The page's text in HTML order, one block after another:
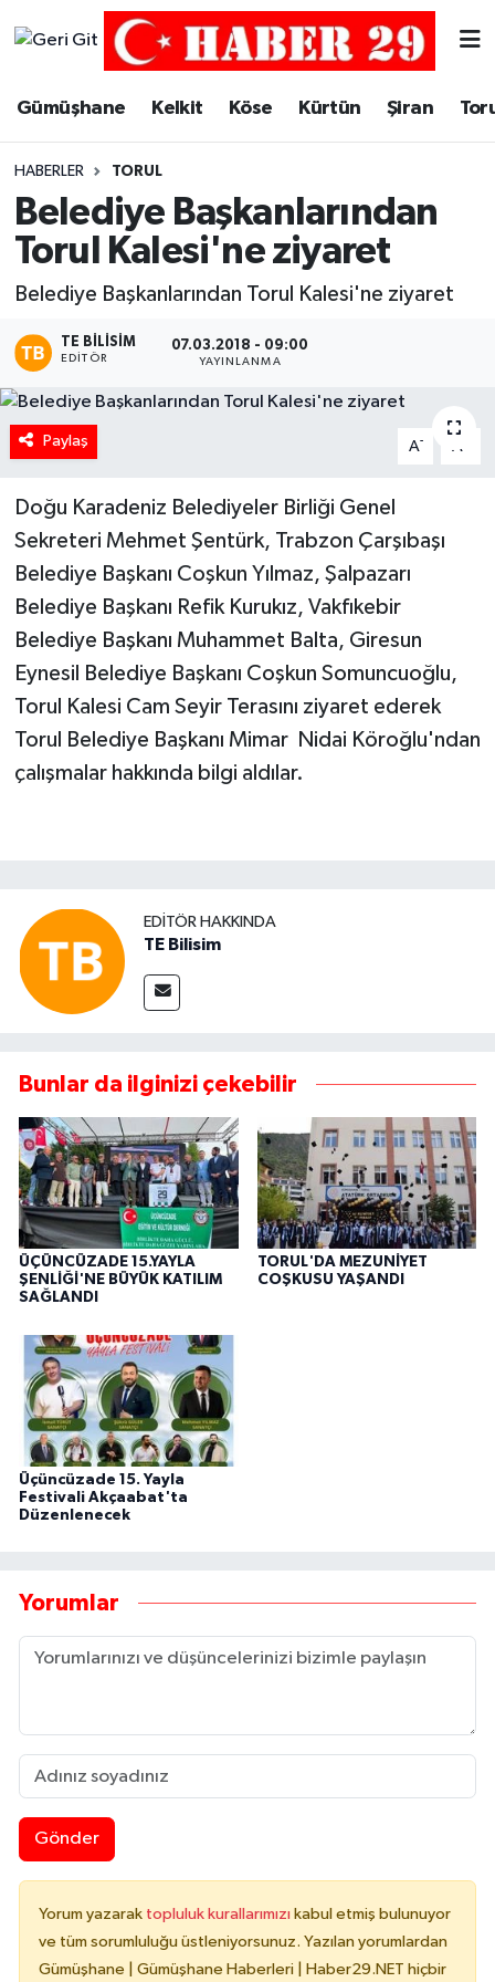
Gümüşhane Kelkit Köse Kürtün Şiran
HABERLER TORUL
Belediye Başkanlarından
Torul Kalesi'ne ziyaret
Belediye Başkanlarından Torul Kalesi'ne ziyaret
TE BILISIM
EDITÖR
07.03.2018 - 09:00
YAYINLANMA
Paylaş A- A
Doğu Karadeniz Belediyeler Birliği Genel
Sekreteri Mehmet Şentürk, Trabzon Çarşıbaşı
Belediye Başkanı Coşkun Yılmaz, Şalpazarı
Belediye Başkanı Refik Kurukız, Vakfıkebir
Belediye Başkanı Muhammet Balta, Giresun
Eynesil Belediye Başkanı Coşkun Somuncuoğlu,
Torul Kalesi Cam Seyir Terasını ziyaret ederek
Torul Belediye Başkanı Mimar Nidai Köroğlu'ndan
çalışmalar hakkında bilgi aldılar.
EDITÖR HAKKINDA
TE Bilisim
Bunlar da ilginizi çekebilir
ÜÇÜNCÜZADE 15.YAYLA
ŞENLİĞİ'NE BÜYÜK KATILIM
SAĞLANDI
TORUL'DA MEZUNİYET
COŞKUSU YAŞANDI
Üçüncüzade 15. Yayla
Festivali Akçaabat'ta
Düzenlenecek
Yorumlar
Gönder
Yorum yazarak topluluk kurallarımızı kabul etmiş bulunuyor
ve tüm sorumluluğu üstleniyorsunuz. Yazılan yorumlardan
Gümüşhane | Gümüşhane Haberleri | Haber29.NET hiçbir
Merkez Trafik Yoğunluk Haritası
Süper Lig Puan Durumu ve Fikstür
Tüm Manşetler
Son Dakika Haberleri
Haber Arşivi